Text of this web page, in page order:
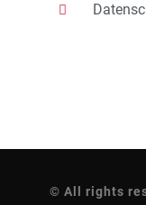
© All rights